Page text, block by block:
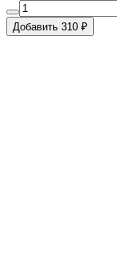
Добавить 310 ₽